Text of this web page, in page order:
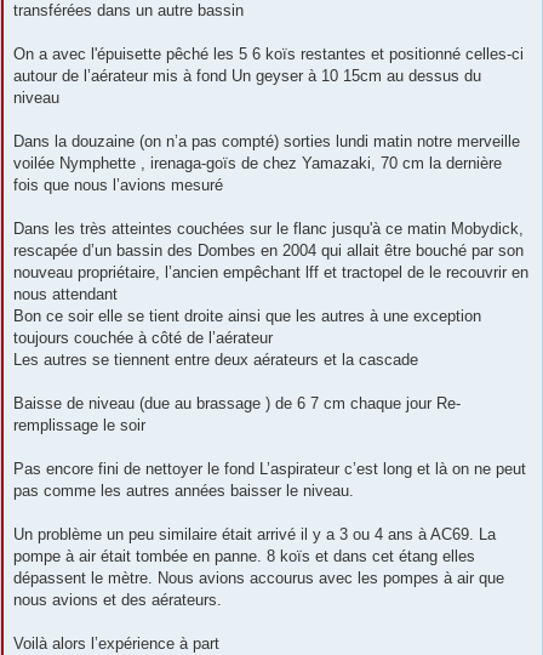
transférées dans un autre bassin
On a avec l'épuisette pêché les 5 6 koïs restantes et positionné celles-ci
autour de l’aérateur mis à fond Un geyser à 10 15cm au dessus du
niveau
Dans la douzaine (on n’a pas compté) sorties lundi matin notre merveille
voilée Nymphette , irenaga-goïs de chez Yamazaki, 70 cm la dernière
fois que nous l’avions mesuré
Dans les très atteintes couchées sur le flanc jusqu'à ce matin Mobydick,
rescapée d’un bassin des Dombes en 2004 qui allait être bouché par son
nouveau propriétaire, l’ancien empêchant lff et tractopel de le recouvrir en
nous attendant
Bon ce soir elle se tient droite ainsi que les autres à une exception
toujours couchée à côté de l’aérateur
Les autres se tiennent entre deux aérateurs et la cascade
Baisse de niveau (due au brassage ) de 6 7 cm chaque jour Re-
remplissage le soir
Pas encore fini de nettoyer le fond L’aspirateur c’est long et là on ne peut
pas comme les autres années baisser le niveau.
Un problème un peu similaire était arrivé il y a 3 ou 4 ans à AC69. La
pompe à air était tombée en panne. 8 koïs et dans cet étang elles
dépassent le mètre. Nous avions accourus avec les pompes à air que
nous avions et des aérateurs.
Voilà alors l’expérience à part